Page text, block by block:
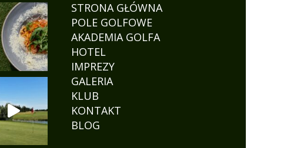
STRONA GŁÓWNA
POLE GOLFOWE
AKADEMIA GOLFA
HOTEL
IMPREZY
GALERIA
KLUB
KONTAKT
BLOG